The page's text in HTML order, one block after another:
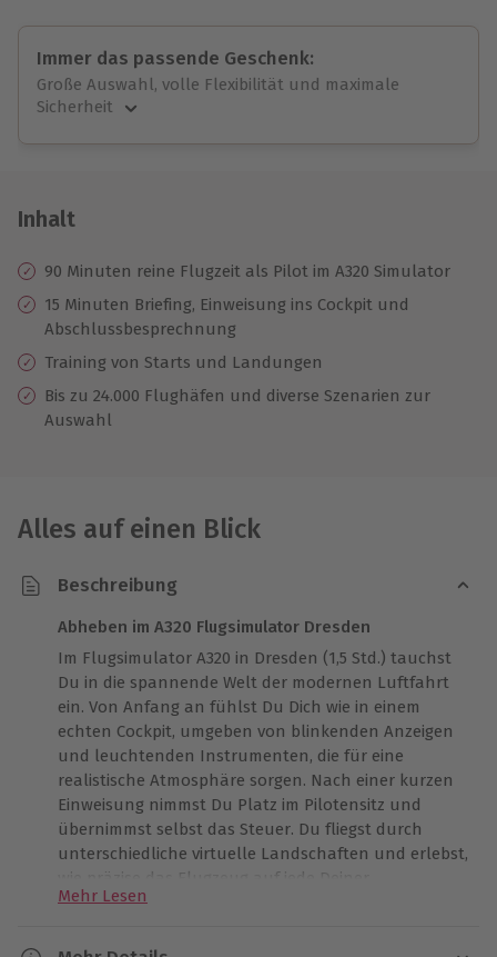
Immer das passende Geschenk:
Große Auswahl, volle Flexibilität und maximale
Sicherheit
Jeder Gutschein für alle Erlebnisse einlösbar.
10 Jahre gültig & verlängerbar.
Inhalt
90 Minuten reine Flugzeit als Pilot im A320 Simulator
15 Minuten Briefing, Einweisung ins Cockpit und
Abschlussbesprechnung
Training von Starts und Landungen
Bis zu 24.000 Flughäfen und diverse Szenarien zur
Auswahl
Alles auf einen Blick
Beschreibung
Abheben im A320 Flugsimulator Dresden
Im Flugsimulator A320 in Dresden (1,5 Std.) tauchst
Du in die spannende Welt der modernen Luftfahrt
ein. Von Anfang an fühlst Du Dich wie in einem
echten Cockpit, umgeben von blinkenden Anzeigen
und leuchtenden Instrumenten, die für eine
realistische Atmosphäre sorgen. Nach einer kurzen
Einweisung nimmst Du Platz im Pilotensitz und
übernimmst selbst das Steuer. Du fliegst durch
unterschiedliche virtuelle Landschaften und erlebst,
wie präzise das Flugzeug auf jede Deiner
Bewegungen reagiert. Es fühlt sich an, als würdest
erfahrener Instructor steht Dir dabei zur Seite und
Mehr Lesen